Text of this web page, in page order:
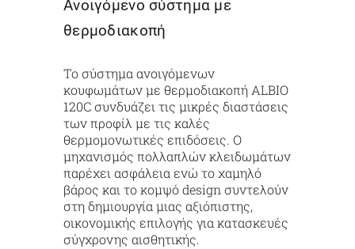
Ανοιγόμενο σύστημα με
θερμοδιακοπή
Τo σύστημα ανοιγόμενων
κουφωμάτων με θερμοδιακοπή ALBIO
120C συνδυάζει τις μικρές διαστάσεις
των προφίλ με τις καλές
θερμομονωτικές επιδόσεις. Ο
μηχανισμός πολλαπλών κλειδωμάτων
παρέχει ασφάλεια ενώ το χαμηλό
βάρος και το κομψό design συντελούν
στη δημιουργία μιας αξιόπιστης,
οικονομικής επιλογής για κατασκευές
σύγχρονης αισθητικής.